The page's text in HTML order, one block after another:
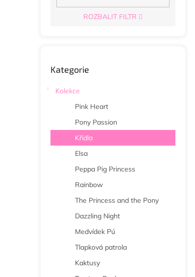
ROZBALIT FILTR
kategorie
Kategorie
Kolekce
Pink Heart
Pony Passion
Křídla
Elsa
Peppa Pig Princess
Rainbow
The Princess and the Pony
Dazzling Night
Medvídek Pú
Tlapková patrola
Kaktusy